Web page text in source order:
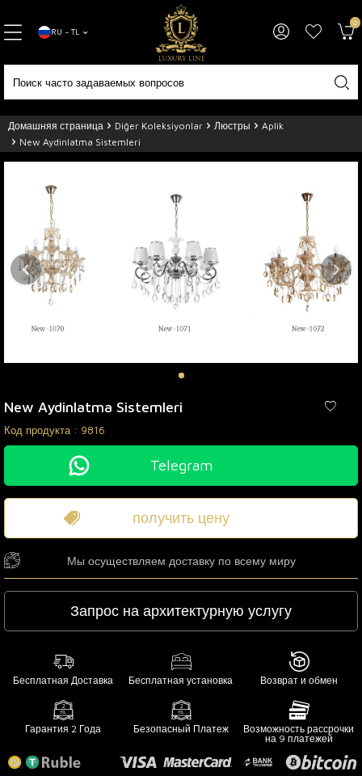
RU − TL
0
Домашняя страница Diğer Koleksiyonlar Люстры
Aplik
New Aydinlatma Sistemleri
New Aydinlatma Sistemleri
Код продукта : 9816
Telegram
получить цену
Мы осуществляем доставку по всему миру
Запрос на архитектурную услугу
Бесплатная Доставка Бесплатная установка Возврат и обмен
Гарантия 2 Года Безопасный Платеж
Возможность рассрочки
на 9 платежей